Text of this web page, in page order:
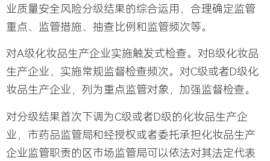
业质量安全风险分级结果的综合运用，合理确定监管
重点、监管措施、抽查比例和监管频次等。
对A级化妆品生产企业实施触发式检查。对B级化妆品
生产企业，实施常规监督检查频次。对C级或者D级化
妆品生产企业，列为重点监管对象，加强监督检查。
对分级结果首次下调为C级或者D级的化妆品生产企
业，市药品监管局和经授权或者委托承担化妆品生产
企业监管职责的区市场监管局可以依法对其法定代表